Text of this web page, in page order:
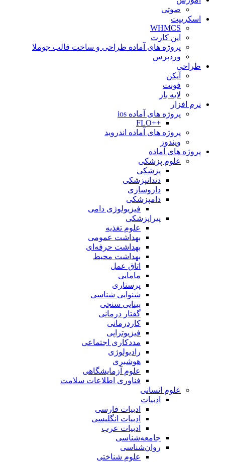
صوتی
اسکریپت
WHMCS
اپن کارت
پروژه های آماده طراحی و ساخت قالب جوملا
وردپرس
طراحی
آیکن
فونت
لایه باز
نرم افزار
پروژه های آماده ios
++FLO
پروژه های آماده اندروید
ویندوز
پروژه های آماده
علوم پزشکی
پزشکی
دندانپزشکی
داروسازی
دامپزشکی
فیزیولوژی دامی
پیراپزشکی
علوم تغذیه
بهداشت عمومی
بهداشت حرفه‌ای
بهداشت محیط
اتاق عمل
مامایی
پرستاری
شنوایی شناسی
بینایی سنجی
گفتار درمانی
کاردرمانی
فیزیوتراپی
مددکاری اجتماعی
رادیولوژی
هوشبری
علوم آزمایشگاهی
فناوری اطلاعات سلامت
علوم انسانی
ادبیات
ادبیات فارسی
ادبیات انگلیسی
ادبیات عرب
جامعه‌شناسی
روان‌شناسی
علوم شناختی